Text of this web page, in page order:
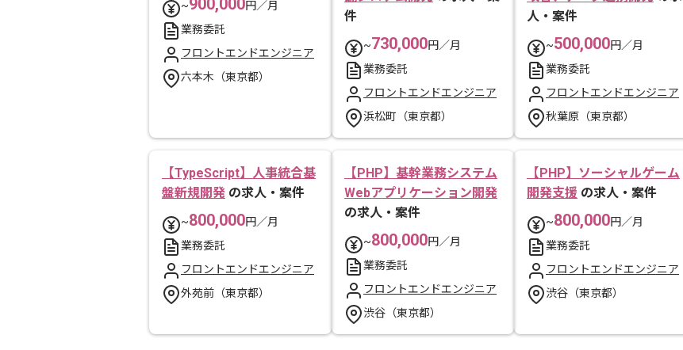
~900,000円／月
業務委託
フロントエンドエンジニア
六本木（東京都）
件
~730,000円／月
業務委託
フロントエンドエンジニア
浜松町（東京都）
人・案件
~500,000円／月
業務委託
フロントエンドエンジニア
秋葉原（東京都）
【TypeScript】人事統合基
盤新規開発 の求人・案件
~800,000円／月
業務委託
フロントエンドエンジニア
外苑前（東京都）
【PHP】基幹業務システム
Webアプリケーション開発
の求人・案件
~800,000円／月
業務委託
フロントエンドエンジニア
渋谷（東京都）
【PHP】ソーシャルゲーム
開発支援 の求人・案件
~800,000円／月
業務委託
フロントエンドエンジニア
渋谷（東京都）